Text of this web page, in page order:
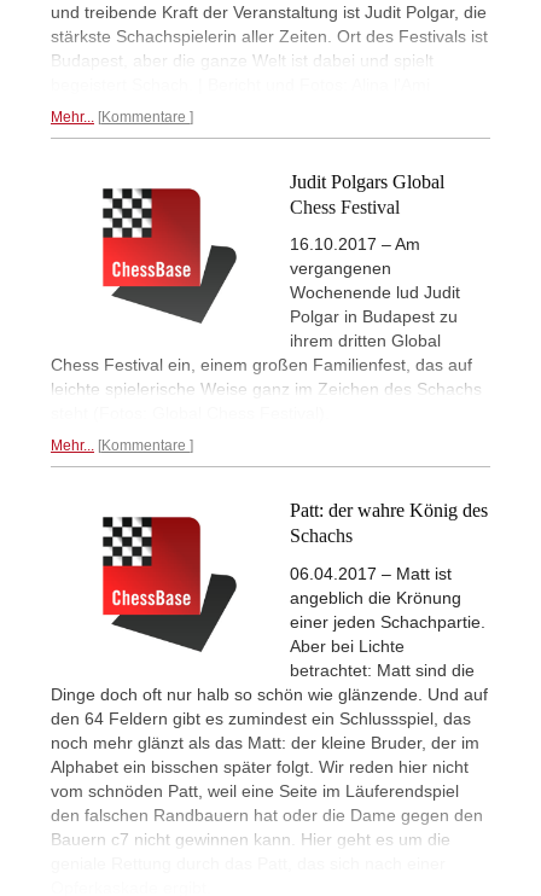
und treibende Kraft der Veranstaltung ist Judit Polgar, die
stärkste Schachspielerin aller Zeiten. Ort des Festivals ist
Budapest, aber die ganze Welt ist dabei und spielt
Mehr... Kommentare
Judit Polgars Global
Chess Festival
16.10.2017 – Am
vergangenen
Wochenende lud Judit
Polgar in Budapest zu
ihrem dritten Global
Chess Festival ein, einem großen Familienfest, das auf
leichte spielerische Weise ganz im Zeichen des Schachs
Mehr... Kommentare
Patt: der wahre König des
Schachs
06.04.2017 – Matt ist
angeblich die Krönung
einer jeden Schachpartie.
Aber bei Lichte
betrachtet: Matt sind die
Dinge doch oft nur halb so schön wie glänzende. Und auf
den 64 Feldern gibt es zumindest ein Schlussspiel, das
noch mehr glänzt als das Matt: der kleine Bruder, der im
Alphabet ein bisschen später folgt. Wir reden hier nicht
vom schnöden Patt, weil eine Seite im Läuferendspiel
den falschen Randbauern hat oder die Dame gegen den
Bauern c7 nicht gewinnen kann. Hier geht es um die